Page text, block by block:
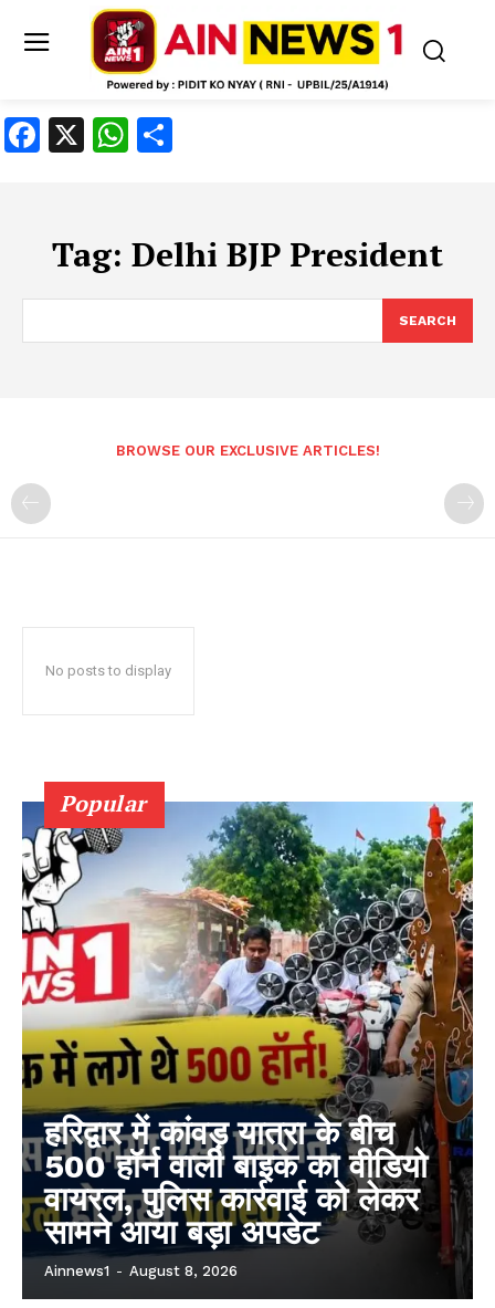
Facebook
X WhatsApp
Tag: Delhi BJP President
SEARCH
BROWSE OUR EXCLUSIVE ARTICLES!
No posts to display
Popular
हरिद्वार में कांवड़ यात्रा के बीच
500 हॉर्न वाली बाइक का वीडियो
वायरल, पुलिस कार्रवाई को लेकर
सामने आया बड़ा अपडेट
Ainnews1 - August 8, 2026